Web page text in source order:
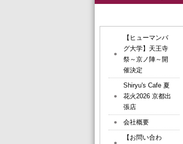
【ヒューマンバ
グ大学】天王寺
祭～京ノ陣～開
催決定
Shiryu's Cafe 夏
花火2026 京都出
張店
会社概要
【お問い合わ